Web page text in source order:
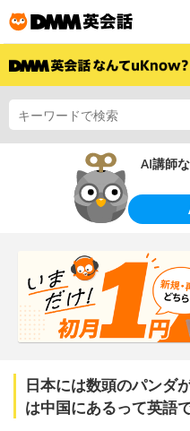
AI講師
日本には数頭のパンダ
は中国にあるって英語